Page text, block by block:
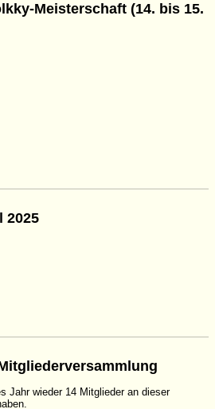
Meisterschaft (14. bis 15.
2025
Jahr wieder 14 Mitglieder an dieser